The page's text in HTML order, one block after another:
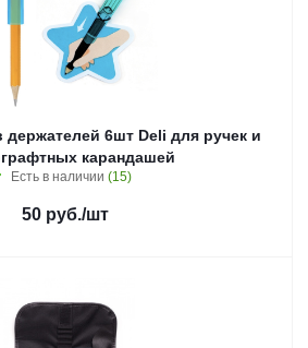
держателей 6шт Deli для ручек и
карандашей
Есть в наличии (15)
50 руб./шт